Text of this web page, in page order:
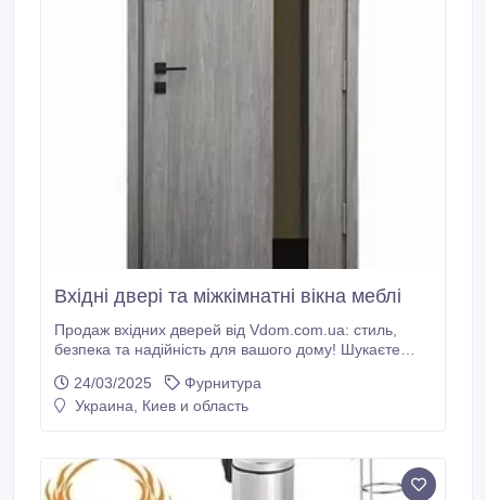
Вхідні двері та міжкімнатні вікна меблі
Продаж вхідних дверей від Vdom.com.ua: стиль,
безпека та надійність для вашого дому! Шукаєте
Vdom.com.ua ви знайдете широкий асортимент
дверей, що поєднують сучасний дизайн, високу
впишуться в будь-який інтер'єр.
24/03/2025
Фурнитура
Украина, Киев и область